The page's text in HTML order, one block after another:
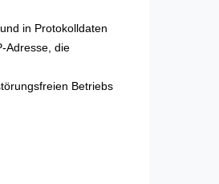
in Protokolldaten
Adresse, die
Betriebs